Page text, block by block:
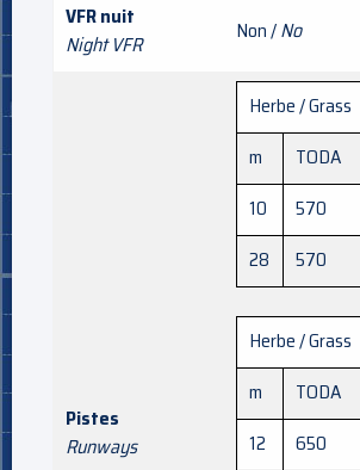
VFR nuit
Night VFR
Non /No
Pistes
Runways
Herbe / Grass
m
TODA
10
570
28
570
Herbe / Grass
m
TODA
12
650